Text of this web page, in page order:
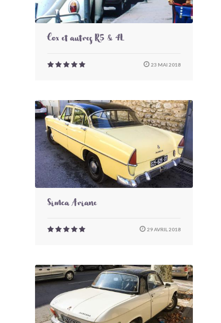
Cox et autres R5 & 4L
23 MAI 2018
Simca Ariane
29 AVRIL 2018